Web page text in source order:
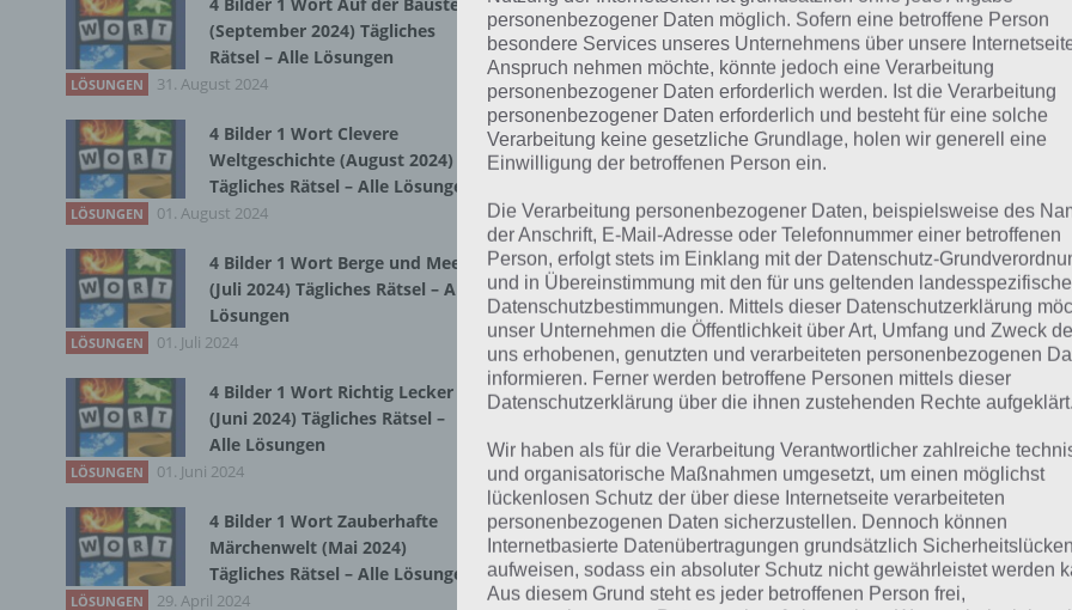
für dich:
SUPERNOVA
Bei dieser Lösung handelt es sich um das tägliche Bonus
wir noch die Links beispielsweise zum täglichen Rätsel und
Tägliches Rätsel:Zur Lösung vom 19.9.2021
Rätsel aus dem Jahr 2020:Schau mal, was vor einem Jahr,
Lösung gesucht war
Zur Übersicht:4 Bilder 1 Wort Lösungen zu Auf zu den
(September 2024) Tägliches
Rätsel – Alle Lösungen
LÖSUNGEN 31. August 2024
4 Bilder 1 Wort Clevere
Weltgeschichte (August 2024)
Tägliches Rätsel – Alle Lösungen
LÖSUNGEN 01. August 2024
4 Bilder 1 Wort Berge und Meer
(Juli 2024) Tägliches Rätsel – Alle
Lösungen
LÖSUNGEN 01. Juli 2024
4 Bilder 1 Wort Richtig Lecker
(Juni 2024) Tägliches Rätsel –
Alle Lösungen
LÖSUNGEN 01. Juni 2024
4 Bilder 1 Wort Zauberhafte
Märchenwelt (Mai 2024)
Tägliches Rätsel – Alle Lösungen
LÖSUNGEN 29. April 2024
personenbezogener Daten möglich. Sofern eine betroffene Person
besondere Services unseres Unternehmens über unsere
Anspruch nehmen möchte, könnte jedoch eine Verarbeitung
personenbezogener Daten erforderlich werden. Ist die Verarbeitung
personenbezogener Daten erforderlich und besteht für eine solche
Verarbeitung keine gesetzliche Grundlage, holen wir generell eine
Einwilligung der betroffenen Person ein.
Die Verarbeitung personenbezogener Daten, beispielsweise des
der Anschrift, E-Mail-Adresse oder Telefonnummer einer betroffenen
Person, erfolgt stets im Einklang mit der Datenschutz-
und in Übereinstimmung mit den für uns geltenden
Datenschutzbestimmungen. Mittels dieser Datenschutzerklärung
unser Unternehmen die Öffentlichkeit über Art, Umfang und Zweck
uns erhobenen, genutzten und verarbeiteten personenbezogenen
informieren. Ferner werden betroffene Personen mittels dieser
Datenschutzerklärung über die ihnen zustehenden Rechte aufgeklärt.
Wir haben als für die Verarbeitung Verantwortlicher zahlreiche
und organisatorische Maßnahmen umgesetzt, um einen möglichst
lückenlosen Schutz der über diese Internetseite verarbeiteten
personenbezogenen Daten sicherzustellen. Dennoch können
Internetbasierte Datenübertragungen grundsätzlich Sicherheitslücken
aufweisen, sodass ein absoluter Schutz nicht gewährleistet werden
Aus diesem Grund steht es jeder betroffenen Person frei,